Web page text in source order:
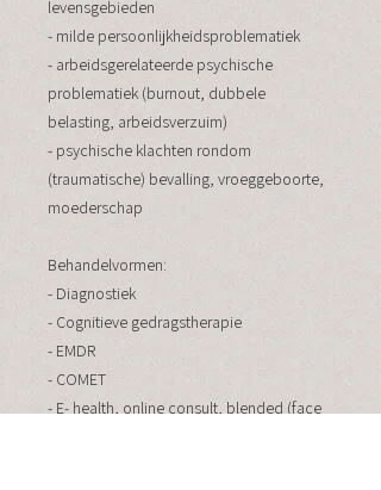
levensgebieden
- milde persoonlijkheidsproblematiek
- arbeidsgerelateerde psychische
problematiek (burnout, dubbele
belasting, arbeidsverzuim)
- psychische klachten rondom
(traumatische) bevalling, vroeggeboorte,
moederschap
Behandelvormen:
- Diagnostiek
- Cognitieve gedragstherapie
- EMDR
- COMET
- E- health, online consult, blended (face